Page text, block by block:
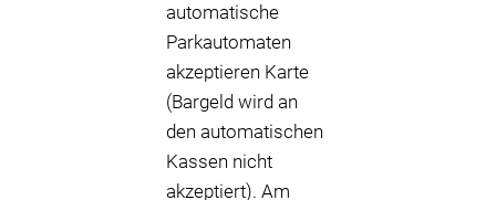
automatische
Parkautomaten
akzeptieren Karte
(Bargeld wird an
den automatischen
Kassen nicht
akzeptiert). Am